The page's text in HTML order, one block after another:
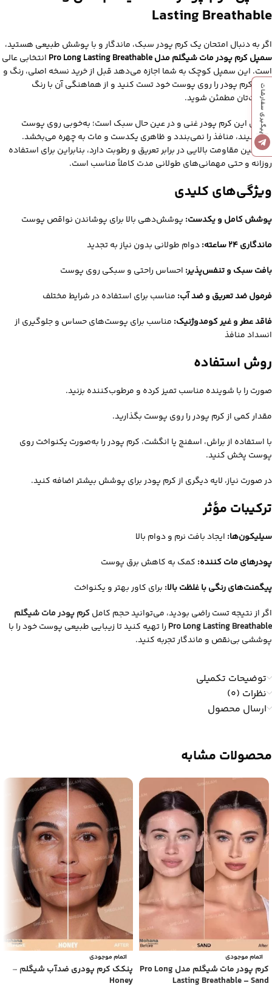
Lasting Breathable
اگر به دنبال امتحان یک کرم پودر سبک، ماندگار و با پوشش طبیعی هستید،
سمپل کرم پودر مات شیگلم مدل Pro Long Lasting Breathable
انتخابی عالی
است. این سمپل کوچک به شما اجازه می‌دهد قبل از خرید نسخه اصلی، رنگ و
بافت کرم پودر را روی پوست خود تست کنید و از هماهنگی آن با رنگ
پوست‌تان مطمئن شوید.
فرمول این کرم پودر غنی و در عین حال سبک است؛ به‌خوبی روی پوست
می‌نشیند، منافذ را نمی‌بندد و ظاهری یکدست و مات به چهره می‌بخشد.
همچنین مقاومت بالایی در برابر تعریق و رطوبت دارد، بنابراین برای استفاده
روزانه و حتی مهمانی‌های طولانی مدت کاملاً مناسب است.
ویژگی‌های کلیدی
پوشش کامل و یکدست: پوشش‌دهی بالا برای پوشاندن نواقص پوست
ماندگاری ۲۴ ساعته:
دوام طولانی بدون نیاز به تجدید
بافت سبک و تنفس‌پذیر: احساس راحتی و سبکی روی پوست
فرمول ضد تعریق و ضد آب: مناسب برای استفاده در شرایط مختلف
فاقد عطر و غیر کومدوژنیک: مناسب برای پوست‌های حساس و جلوگیری از
انسداد منافذ
روش استفاده
صورت را با شوینده مناسب تمیز کرده و مرطوب‌کننده بزنید.
مقدار کمی از کرم پودر را روی پوست بگذارید.
با استفاده از براش، اسفنج یا انگشت، کرم پودر را به‌صورت یکنواخت روی
پوست پخش کنید.
در صورت نیاز، لایه دیگری از کرم پودر برای پوشش بیشتر اضافه کنید.
ترکیبات مؤثر
سیلیکون‌ها: ایجاد بافت نرم و دوام بالا
پودرهای مات‌ کننده: کمک به کاهش برق پوست
پیگمنت‌های رنگی با غلظت بالا: برای کاور بهتر و یکنواخت
اگر از نتیجه تست راضی بودید، می‌توانید حجم کاملکرم پودر مات شیگلم
Pro Long Lasting Breathable را تهیه کنید تا زیبایی طبیعی پوست خود را با
پوششی بی‌نقص و ماندگار تجربه کنید.
توضیحات تکمیلی
نظرات (0)
ارسال محصول
محصولات مشابه
اتمام موجودی
کرم پودر مات شیگلم مدل Pro Long
Lasting Breathable – Sand
اتمام موجودی
پنکک کرم پودری ضدآب شیگلم –
Honey
پیگیری سفارشات